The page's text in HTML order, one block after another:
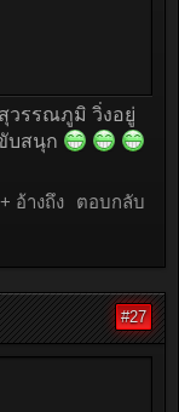
วรรณภูมิ วิ่งอยู่
บสนุก
+ อ้างถึง ตอบกลับ
#27